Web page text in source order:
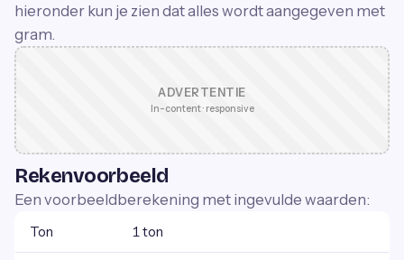
hieronder kun je zien dat alles wordt aangegeven met
gram.
ADVERTENTIE
In-content · responsive
Rekenvoorbeeld
Een voorbeeldberekening met ingevulde waarden:
Ton 1 ton